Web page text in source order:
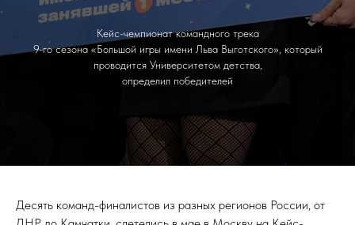
Кейс-чемпионат командного трека
9-го сезона «Большой игры имени Льва Выготского», который
проводится Университетом детства,
определил победителей
Десять команд-финалистов из разных регионов России, от